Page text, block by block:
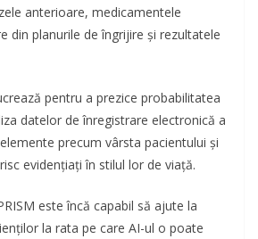
anterioare, medicamentele
din planurile de îngrijire și rezultatele
pentru a prezice probabilitatea
datelor de înregistrare electronică a
precum vârsta pacientului și
evidențiați în stilul lor de viață.
este încă capabil să ajute la
la rata pe care AI-ul o poate